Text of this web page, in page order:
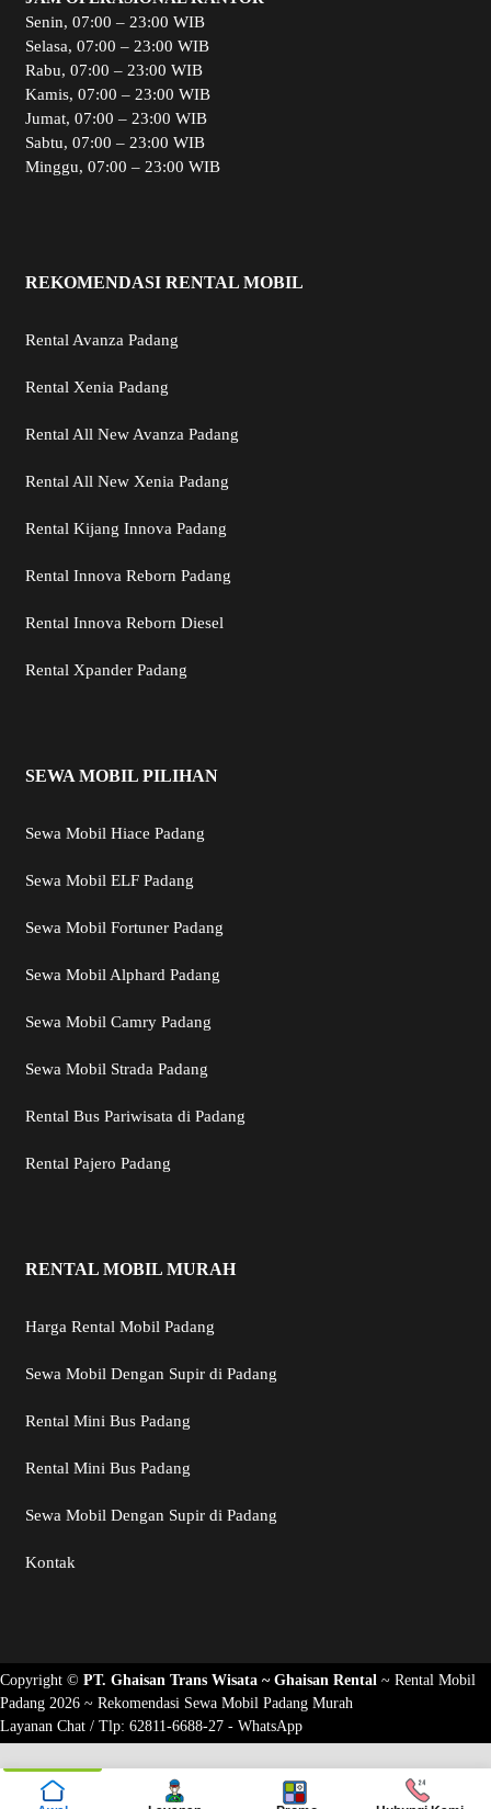
Senin, 07:00 – 23:00 WIB
Selasa, 07:00 – 23:00 WIB
Rabu, 07:00 – 23:00 WIB
Kamis, 07:00 – 23:00 WIB
Jumat, 07:00 – 23:00 WIB
Sabtu, 07:00 – 23:00 WIB
Minggu, 07:00 – 23:00 WIB
REKOMENDASI RENTAL MOBIL
Rental Avanza Padang
Rental Xenia Padang
Rental All New Avanza Padang
Rental All New Xenia Padang
Rental Kijang Innova Padang
Rental Innova Reborn Padang
Rental Innova Reborn Diesel
Rental Xpander Padang
SEWA MOBIL PILIHAN
Sewa Mobil Hiace Padang
Sewa Mobil ELF Padang
Sewa Mobil Fortuner Padang
Sewa Mobil Alphard Padang
Sewa Mobil Camry Padang
Sewa Mobil Strada Padang
Rental Bus Pariwisata di Padang
Rental Pajero Padang
RENTAL MOBIL MURAH
Harga Rental Mobil Padang
Sewa Mobil Dengan Supir di Padang
Rental Mini Bus Padang
Rental Mini Bus Padang
Sewa Mobil Dengan Supir di Padang
Kontak
Copyright © PT. Ghaisan Trans Wisata ~ Ghaisan Rental ~ Rental Mobil
Padang 2026 ~ Rekomendasi Sewa Mobil Padang Murah
Layanan Chat / Tlp: 62811-6688-27 - WhatsApp